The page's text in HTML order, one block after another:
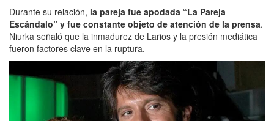
Durante su relación, la pareja fue apodada “La Pareja
Escándalo” y fue constante objeto de atención de la prensa.
Niurka señaló que la inmadurez de Larios y la presión mediática
fueron factores clave en la ruptura.